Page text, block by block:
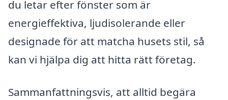
du letar efter fönster som är
energieffektiva, ljudisolerande eller
designade för att matcha husets stil, så
kan vi hjälpa dig att hitta rätt företag.
Sammanfattningsvis, att alltid begära